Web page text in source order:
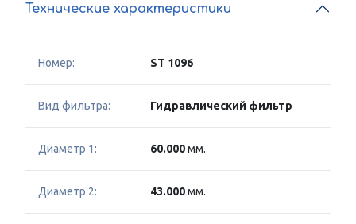
Технические характеристики
Номер: ST 1096
Вид фильтра: Гидравлический фильтр
Диаметр 1: 60.000мм.
Диаметр 2: 43.000мм.